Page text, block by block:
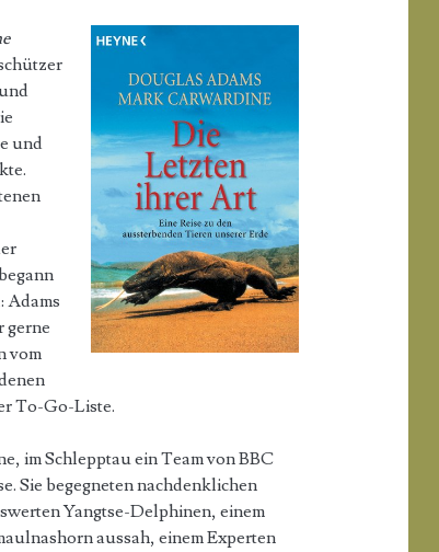
und
Adams
gerne
vom
To-Go-Liste.
im Schlepptau ein Team von BBC
Sie begegneten nachdenklichen
Yangtse-Delphinen, einem
aussah, einem Experten